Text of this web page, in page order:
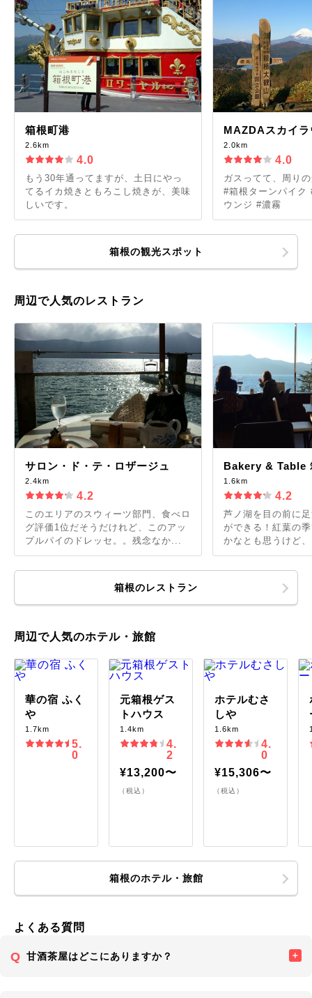
箱根町港
2.6km
4.0
もう30年通ってますが、土日にやっ
てるイカ焼きともろこし焼きが、美味
しいです。
MAZDAスカイラ
2.0km
4.0
ガスってて、周り
#箱根ターンパイク
ウンジ #濃霧
箱根の観光スポット
周辺で人気のレストラン
サロン・ド・テ・ロザージュ
2.4km
4.2
このエリアのスウィーツ部門、食べロ
グ評価1位だそうだけれど、このアッ
プルパイのドレッセ。。残念なか...
Bakery & Table
1.6km
4.2
芦ノ湖を目の前に
ができる！紅葉の
かなとも思うけど
箱根のレストラン
周辺で人気のホテル・旅館
華の宿 ふく
や
1.7km
5.
0
元箱根ゲス
トハウス
1.4km
4.
2
¥13,200〜
（税込）
ホテルむさ
しや
1.6km
4.
0
¥15,306〜
（税込）
箱根のホテル・旅館
よくある質問
甘酒茶屋はどこにありますか？